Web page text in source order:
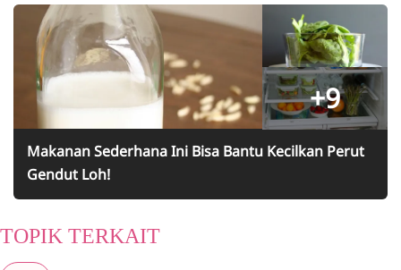
+9
Makanan Sederhana Ini Bisa Bantu Kecilkan Perut
Gendut Loh!
TOPIK TERKAIT